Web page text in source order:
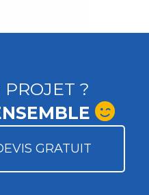
?
GRATUIT